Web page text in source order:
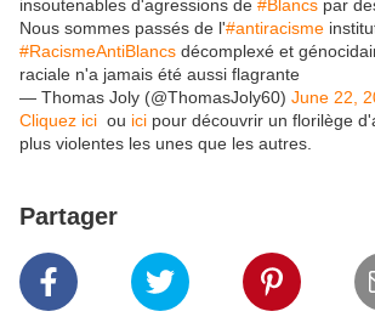
insoutenables d'agressions de #Blancs par
Nous sommes passés de l'#antiracisme
#RacismeAntiBlancs décomplexé et
raciale n'a jamais été aussi flagrante
— Thomas Joly (@ThomasJoly60) June 22,
Cliquez ici ou ici pour découvrir un florilège
plus violentes les unes que les autres.
Partager